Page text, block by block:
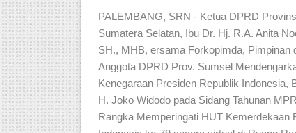
PALEMBANG, SRN - Ketua DPRD
Sumatera Selatan, Ibu Dr. Hj. R.A. Anita
SH., MHB, ersama Forkopimda, Pimpinan
Anggota DPRD Prov. Sumsel
Kenegaraan Presiden Republik Indonesia,
H. Joko Widodo pada Sidang Tahunan
Rangka Memperingati HUT Kemerdekaan